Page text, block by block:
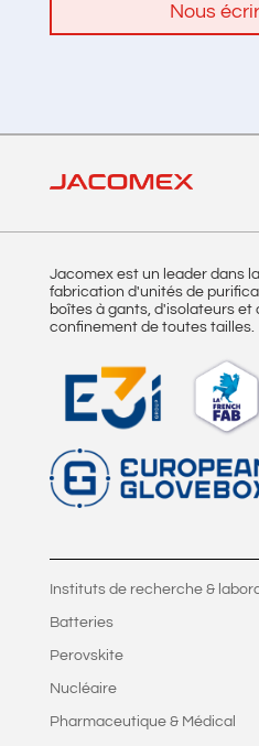
Nous
Jacomex est un leader dans
fabrication d'unités de
boîtes à gants, d'isolateurs et
confinement de toutes tailles.
Instituts de recherche &
Batteries
Perovskite
Nucléaire
Pharmaceutique & Médical